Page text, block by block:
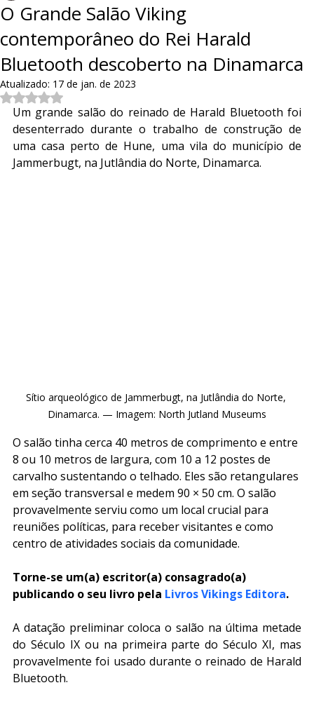
O Grande Salão Viking
contemporâneo do Rei Harald
Bluetooth descoberto na Dinamarca
Atualizado: 17 de jan. de 2023
Avaliado com NaN de 5 estrelas.
Um grande salão do reinado de Harald Bluetooth foi
desenterrado durante o trabalho de construção de
uma casa perto de Hune, uma vila do município de
Jammerbugt, na Jutlândia do Norte, Dinamarca.
Sítio arqueológico de Jammerbugt, na Jutlândia do Norte,
Dinamarca. — Imagem: North Jutland Museums
O salão tinha cerca 40 metros de comprimento e entre
8 ou 10 metros de largura, com 10 a 12 postes de
carvalho sustentando o telhado. Eles são retangulares
em seção transversal e medem 90 × 50 cm. O salão
provavelmente serviu como um local crucial para
reuniões políticas, para receber visitantes e como
centro de atividades sociais da comunidade.
Torne-se um(a) escritor(a) consagrado(a)
publicando o seu livro pela Livros Vikings Editora.
A datação preliminar coloca o salão na última metade
do Século IX ou na primeira parte do Século XI, mas
provavelmente foi usado durante o reinado de Harald
Bluetooth.